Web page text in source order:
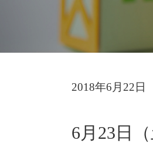
2018年6月22日
6月23日